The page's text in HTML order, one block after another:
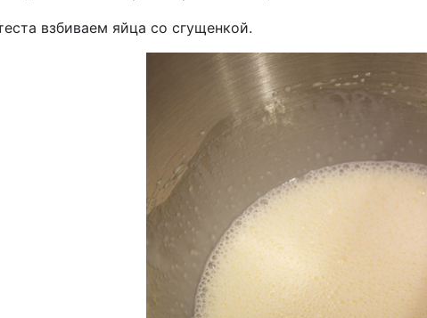
взбиваем яйца со сгущенкой.